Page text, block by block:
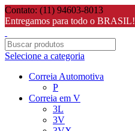
Contato: (11) 94603-8013
Entregamos para todo o BRASIL!
Selecione a categoria
Correia Automotiva
P
Correia em V
3L
3V